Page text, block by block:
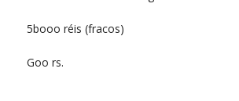
5booo réis (fracos)
Goo rs.